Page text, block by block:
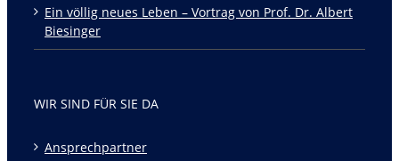
Ein völlig neues Leben – Vortrag von Prof. Dr. Albert
Biesinger
WIR SIND FÜR SIE DA
Ansprechpartner